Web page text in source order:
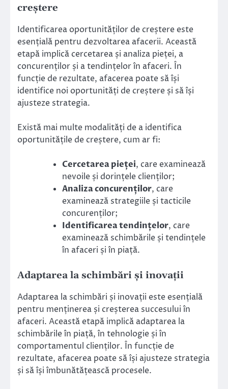
creștere
Identificarea oportunităților de creștere este
esențială pentru dezvoltarea afacerii. Această
etapă implică cercetarea și analiza pieței, a
concurenților și a tendințelor în afaceri. În
funcție de rezultate, afacerea poate să își
identifice noi oportunități de creștere și să își
ajusteze strategia.
Există mai multe modalități de a identifica
oportunitățile de creștere, cum ar fi:
Cercetarea pieței, care examinează
nevoile și dorințele clienților;
Analiza concurenților, care
examinează strategiile și tacticile
concurenților;
Identificarea tendințelor, care
examinează schimbările și tendințele
în afaceri și în piață.
Adaptarea la schimbări și inovații
Adaptarea la schimbări și inovații este esențială
pentru menținerea și creșterea succesului în
afaceri. Această etapă implică adaptarea la
schimbările în piață, în tehnologie și în
comportamentul clienților. În funcție de
rezultate, afacerea poate să își ajusteze strategia
și să își îmbunătățească procesele.